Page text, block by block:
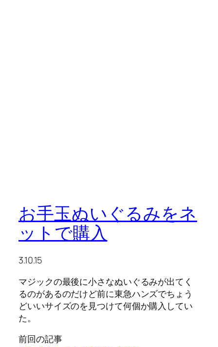
お手玉ぬいぐるみをネ
ットで購入
3.10.15
マジックの最後に小さなぬいぐるみが出てく
るのがあるのだけど前に東急ハンズでちょう
どいいサイズのを見つけて何個か購入してい
た。
前回の記事